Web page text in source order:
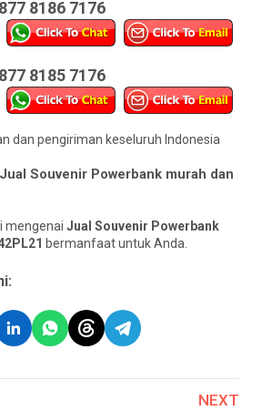
8186 7176
8185 7176
dan pengiriman keseluruh Indonesia
Souvenir Powerbank murah dan
mengenai Jual Souvenir Powerbank
bermanfaat untuk Anda.
NEXT